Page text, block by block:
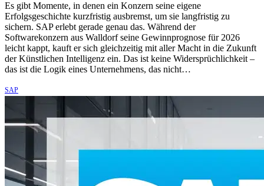
Es gibt Momente, in denen ein Konzern seine eigene
Erfolgsgeschichte kurzfristig ausbremst, um sie langfristig zu
sichern. SAP erlebt gerade genau das. Während der
Softwarekonzern aus Walldorf seine Gewinnprognose für 2026
leicht kappt, kauft er sich gleichzeitig mit aller Macht in die Zukunft
der Künstlichen Intelligenz ein. Das ist keine Widersprüchlichkeit –
das ist die Logik eines Unternehmens, das nicht…
SAP